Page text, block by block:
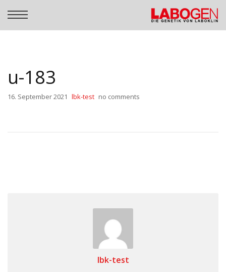
u-183
16. September 2021 lbk-test no comments
lbk-test